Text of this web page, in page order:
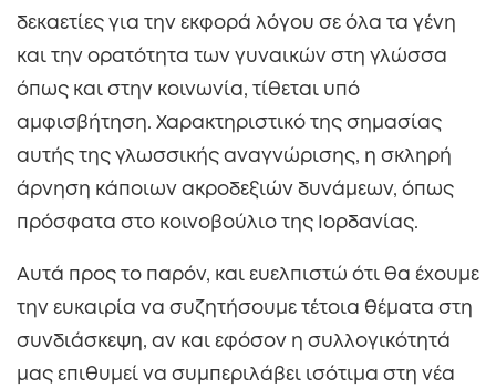
δεκαετίες για την εκφορά λόγου σε όλα τα γένη
και την ορατότητα των γυναικών στη γλώσσα
όπως και στην κοινωνία, τίθεται υπό
αμφισβήτηση. Χαρακτηριστικό της σημασίας
αυτής της γλωσσικής αναγνώρισης, η σκληρή
άρνηση κάποιων ακροδεξιών δυνάμεων, όπως
πρόσφατα στο κοινοβούλιο της Ιορδανίας.
Αυτά προς το παρόν, και ευελπιστώ ότι θα έχουμε
την ευκαιρία να συζητήσουμε τέτοια θέματα στη
συνδιάσκεψη, αν και εφόσον η συλλογικότητά
μας επιθυμεί να συμπεριλάβει ισότιμα στη νέα